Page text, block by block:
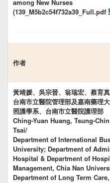
among New Nurses
(139_M5b2c54f732a39_Full.pdf
作者
黃靖媛、吳宗晉、翁瑞宏、蔡育
台南市立醫院管理部及嘉南藥理
照護學系、台南市立醫院護理部
Ching-Yuan Huang, Tsung-
Tsai/
Department of International
University; Department of
Hospital & Department of
Management, Chia Nan
Department of Long Term Care,